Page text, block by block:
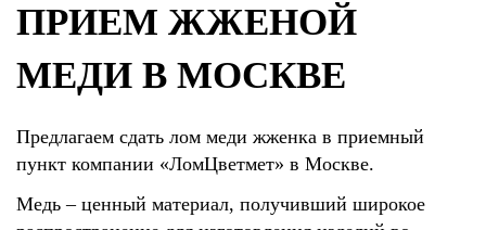
ПРИЕМ ЖЖЕНОЙ
МЕДИ В МОСКВЕ
Предлагаем сдать лом меди жженка в приемный
пункт компании «ЛомЦветмет» в Москве.
Медь – ценный материал, получивший широкое